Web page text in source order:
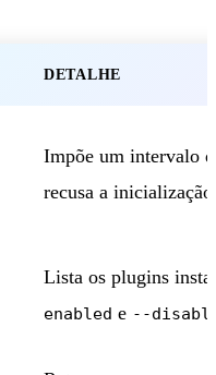
DETALHE
Impõe um intervalo
recusa a
Lista os plugins
enabled e --